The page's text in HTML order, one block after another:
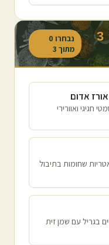
3 נבחרו 0
מתוך 3
אדום
חגיגי ואוורירי
שחומות בתיבול
בגריל עם שמן זית